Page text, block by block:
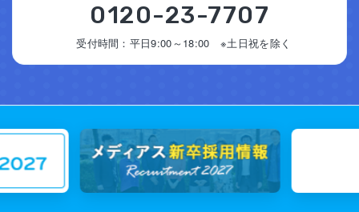
0120-23-7707
受付時間：平日9:00～18:00 ※土日祝を除く